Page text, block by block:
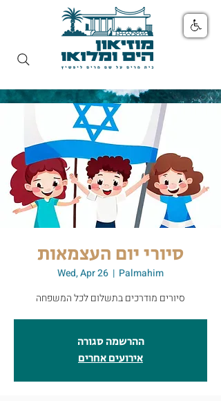
סיורי יום העצמאות
Wed, Apr 26
  |
Palmahim
ההרשמה סגורה
אירועים אחרים